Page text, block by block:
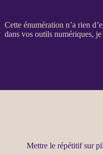
Cette énumération n’a rien
dans vos outils numériques,
Mettre le répétitif sur